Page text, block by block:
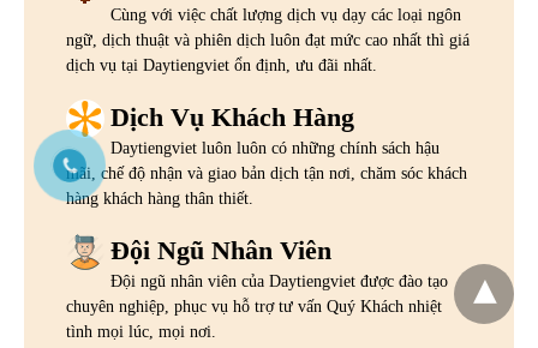
Cùng với việc chất lượng dịch vụ dạy các loại ngôn
ngữ, dịch thuật và phiên dịch luôn đạt mức cao nhất thì giá
dịch vụ tại Daytiengviet ổn định, ưu đãi nhất.
Dịch Vụ Khách Hàng
Daytiengviet luôn luôn có những chính sách hậu
mãi, chế độ nhận và giao bản dịch tận nơi, chăm sóc khách
hàng khách hàng thân thiết.
Đội Ngũ Nhân Viên
Đội ngũ nhân viên của Daytiengviet được đào tạo
chuyên nghiệp, phục vụ hỗ trợ tư vấn Quý Khách nhiệt
tình mọi lúc, mọi nơi.